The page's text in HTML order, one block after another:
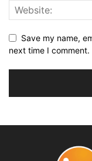
Save my name,
next time I comment.